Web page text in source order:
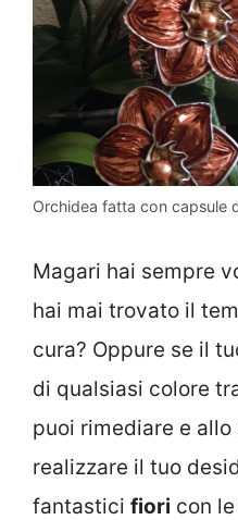
Orchidea fatta con capsule
Magari hai sempre
hai mai trovato il
cura? Oppure se il
di qualsiasi colore
puoi rimediare e
realizzare il tuo
fantastici fiori con